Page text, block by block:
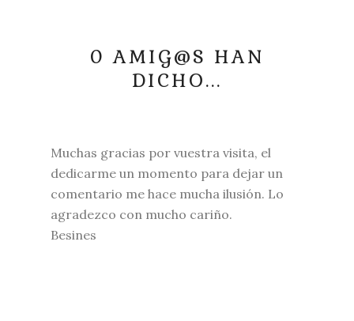
0 AMIG@S HAN
DICHO...
Muchas gracias por vuestra visita, el
dedicarme un momento para dejar un
comentario me hace mucha ilusión. Lo
agradezco con mucho cariño.
Besines